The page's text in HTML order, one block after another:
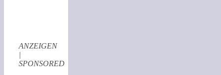
ANZEIGEN
|
SPONSORED